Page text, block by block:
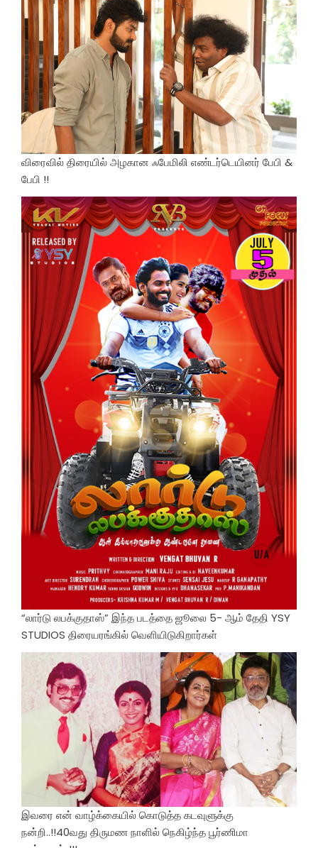
விரைவில் திரையில் அழகான ஃபேமிலி எண்டர்டெயினர் பேபி &
பேபி !!
“லார்டு லபக்குதாஸ்” இந்த படத்தை ஜூலை 5- ஆம் தேதி YSY
STUDIOS திரையரங்கில் வெளியிடுகிறார்கள்
இவரை என் வாழ்க்கையில் கொடுத்த கடவுளுக்கு
நன்றி..!!40வது திருமண நாளில் நெகிழ்ந்த பூர்ணிமா